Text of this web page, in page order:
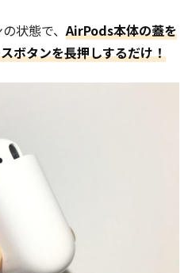
状態で、AirPods本体の蓋を
ボタンを長押しするだけ！